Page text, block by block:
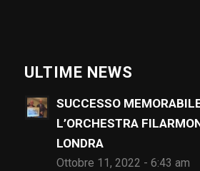
ULTIME NEWS
SUCCESSO
L’ORCHESTRA
LONDRA
Ottobre 11, 2022 - 6:43 am